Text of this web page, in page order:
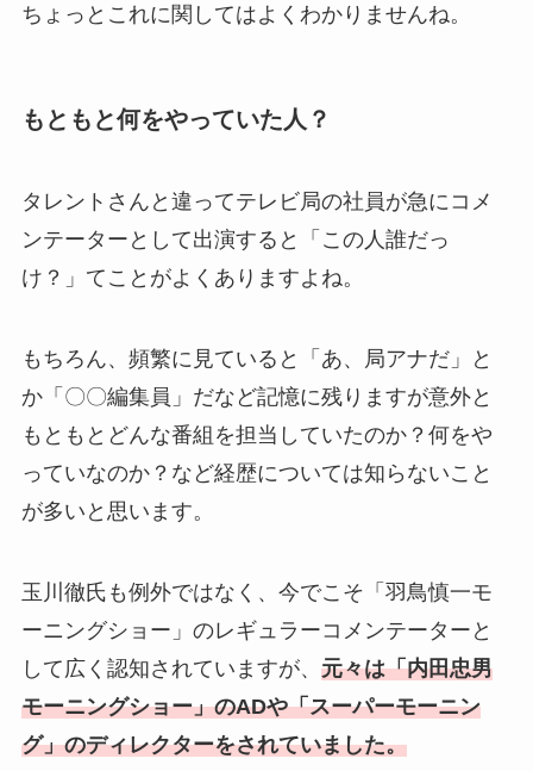
ちょっとこれに関してはよくわかりませんね。
もともと何をやっていた人？
タレントさんと違ってテレビ局の社員が急にコメ
ンテーターとして出演すると「この人誰だっ
け？」てことがよくありますよね。
もちろん、頻繁に見ていると「あ、局アナだ」と
か「〇〇編集員」だなど記憶に残りますが意外と
もともとどんな番組を担当していたのか？何をや
っていなのか？など経歴については知らないこと
が多いと思います。
玉川徹氏も例外ではなく、今でこそ「羽鳥慎一モ
ーニングショー」のレギュラーコメンテーターと
して広く認知されていますが、 元々は「内田忠男
モーニングショー」のADや「スーパーモーニン
グ」のディレクターをされていました。